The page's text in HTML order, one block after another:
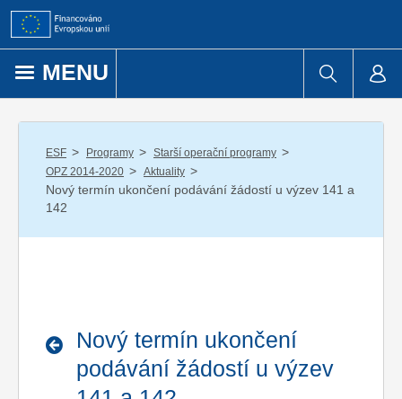
Přejít k obsahu
MENU
ESF / Programy / Starší operační programy /
OPZ 2014-2020 / Aktuality /
Nový termín ukončení podávání žádostí u výzev 141 a
142
Nový termín ukončení
podávání žádostí u výzev